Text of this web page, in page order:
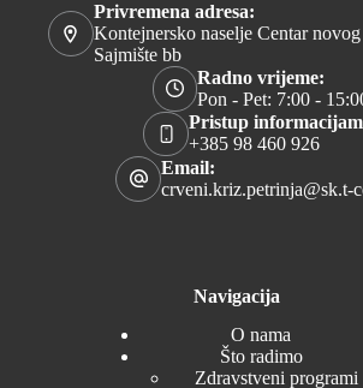
Privremena adresa:
Kontejnersko naselje Centar
Sajmište bb
Radno vrijeme:
Pon - Pet: 7:00 -
Pristup
+385 98 460 926
Email:
crveni.kriz.petrinja@sk.t-
Navigacija
O nama
Što radimo
Zdravstveni programi